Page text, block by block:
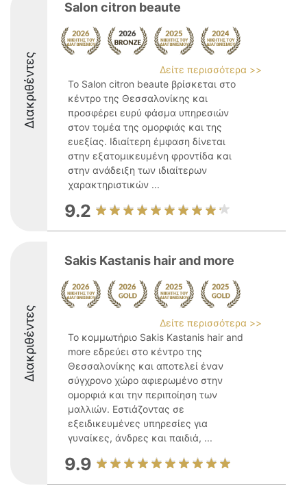
Διακριθέντες
Salon citron beaute
Δείτε περισσότερα >>
Το Salon citron beaute βρίσκεται στο
κέντρο της Θεσσαλονίκης και
προσφέρει ευρύ φάσμα υπηρεσιών
στον τομέα της ομορφιάς και της
ευεξίας. Ιδιαίτερη έμφαση δίνεται
στην εξατομικευμένη φροντίδα και
στην ανάδειξη των ιδιαίτερων
χαρακτηριστικών ...
9.2
Διακριθέντες
Sakis Kastanis hair and more
Δείτε περισσότερα >>
Το κομμωτήριο Sakis Kastanis hair and
more εδρεύει στο κέντρο της
Θεσσαλονίκης και αποτελεί έναν
σύγχρονο χώρο αφιερωμένο στην
ομορφιά και την περιποίηση των
μαλλιών. Εστιάζοντας σε
εξειδικευμένες υπηρεσίες για
γυναίκες, άνδρες και παιδιά, ...
9.9